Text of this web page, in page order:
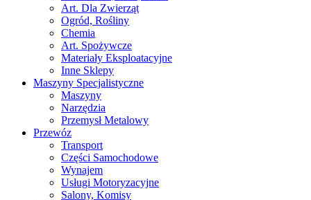
Art. Dla Zwierząt
Ogród, Rośliny
Chemia
Art. Spożywcze
Materiały Eksploatacyjne
Inne Sklepy
Maszyny Specjalistyczne
Maszyny
Narzędzia
Przemysł Metalowy
Przewóz
Transport
Części Samochodowe
Wynajem
Usługi Motoryzacyjne
Salony, Komisy